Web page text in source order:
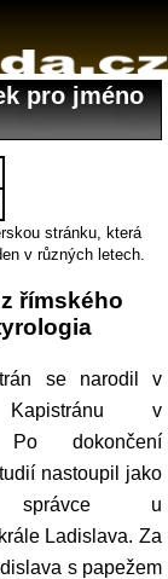
pro jméno
stránku, která
v různých letech.
římského
Kapistránu v
Po dokončení
nastoupil jako
správce u
Ladislava. Za
s papežem